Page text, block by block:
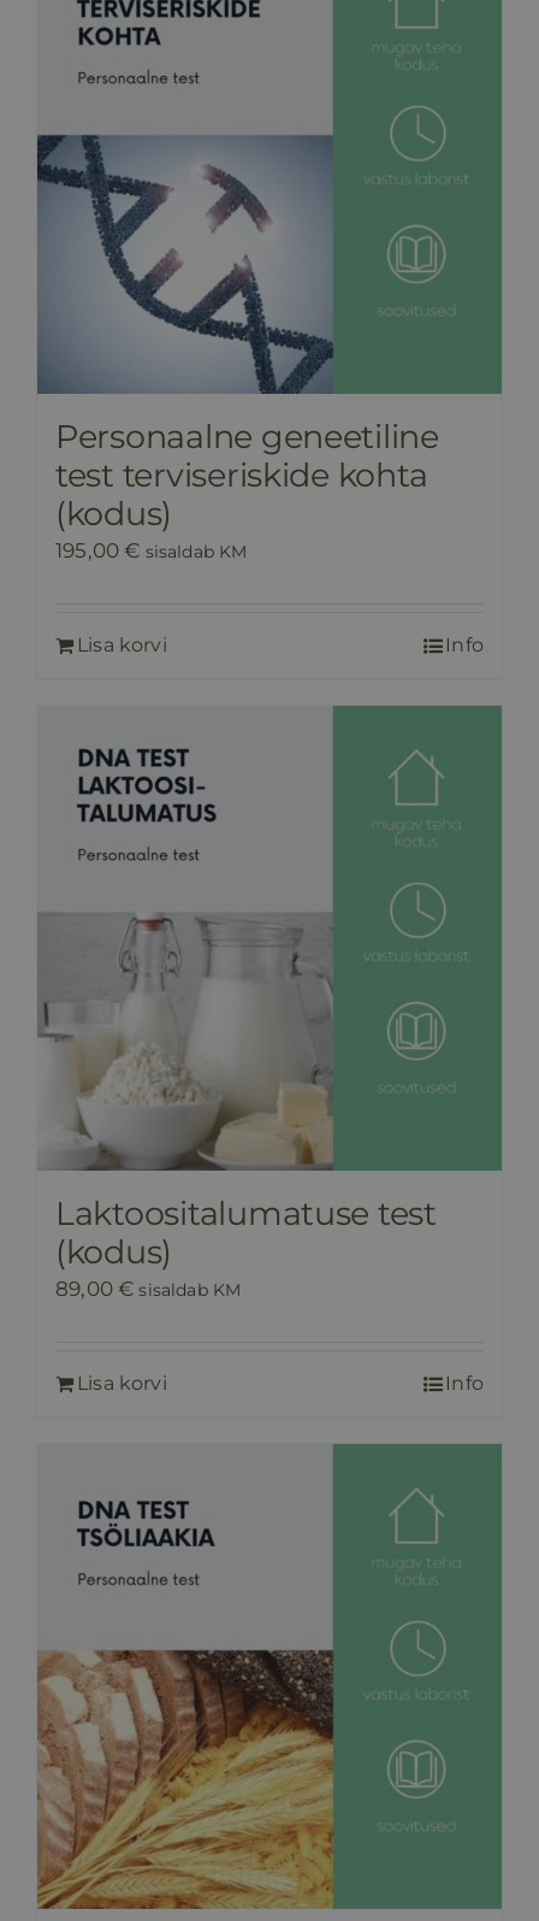
Personaalne geneetiline
test terviseriskide kohta
(kodus)
195,00€ sisaldab KM
Lisa korvi Info
Laktoositalumatuse test
(kodus)
89,00€ sisaldab KM
Lisa korvi Info